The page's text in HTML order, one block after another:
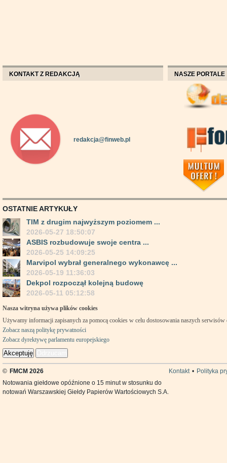
KONTAKT Z REDAKCJĄ
redakcja@finweb.pl
NASZE PORTALE
OSTATNIE ARTYKUŁY
TIM z drugim najwyższym poziomem ...
2026-05-27 18:50:07
ASBIS rozbudowuje swoje centra ...
2026-05-25 14:09:25
Marvipol wybrał generalnego wykonawcę ...
2026-05-19 11:36:03
Dekpol rozpoczął kolejną budowę
2026-05-11 05:12:58
Nasza witryna używa plików cookies
Używamy informacji zapisanych za pomocą cookies w celu dostosowania naszych
Zobacz naszą politykę prywatności
Zobacz dyrektywę parlamentu europejskiego
Akceptuję
© FMCM 2026 Kontakt • Polityka
Notowania giełdowe opóźnione o 15 minut w stosunku do
notowań Warszawskiej Giełdy Papierów Wartościowych S.A.